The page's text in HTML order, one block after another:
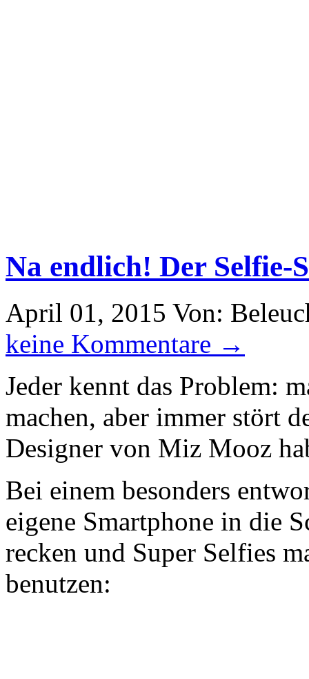
Na endlich! Der Selfie-
April 01, 2015 Von:
keine Kommentare →
Jeder kennt das Problem:
machen, aber immer stört
Designer von Miz Mooz
Bei einem besonders
eigene Smartphone in die
recken und Super Selfies
benutzen: